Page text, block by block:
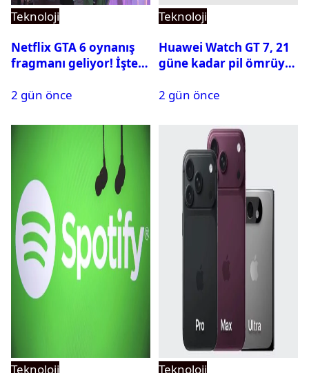
Teknoloji
Netflix GTA 6 oynanış
fragmanı geliyor! İşte
2 gün önce
Teknoloji
Huawei Watch GT 7, 21
güne kadar pil ömrüyle
2 gün önce
Teknoloji
Teknoloji